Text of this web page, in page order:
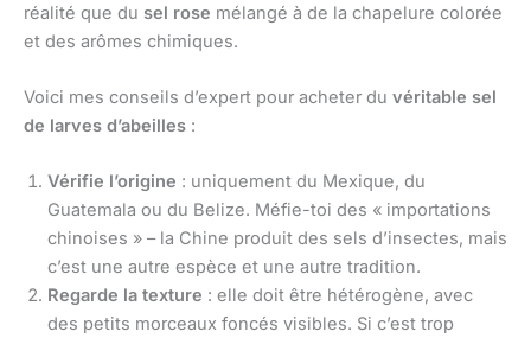
réalité que du sel rose mélangé à de la chapelure colorée
et des arômes chimiques.
Voici mes conseils d’expert pour acheter du véritable sel
de larves d’abeilles :
Vérifie l’origine : uniquement du Mexique, du
Guatemala ou du Belize. Méfie-toi des « importations
chinoises » – la Chine produit des sels d’insectes, mais
c’est une autre espèce et une autre tradition.
Regarde la texture : elle doit être hétérogène, avec
des petits morceaux foncés visibles. Si c’est trop